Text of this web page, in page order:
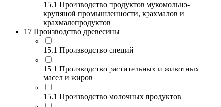
15.1 Производство продуктов мукомольно-
крупяной промышленности, крахмалов и
крахмалопродуктов
17 Производство древесины
15.1 Производство специй
15.1 Производство растительных и животных
масел и жиров
15.1 Производство молочных продуктов